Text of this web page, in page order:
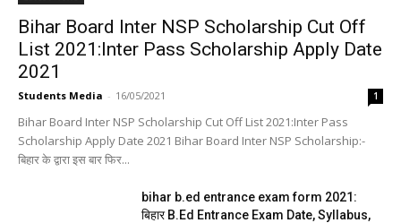
Bihar Board Inter NSP Scholarship Cut Off
List 2021:Inter Pass Scholarship Apply Date
2021
Students Media - 16/05/2021 1
Bihar Board Inter NSP Scholarship Cut Off List 2021:Inter Pass
Scholarship Apply Date 2021 Bihar Board Inter NSP Scholarship:-
बिहार के द्वारा इस बार फिर...
bihar b.ed entrance exam form 2021:
बिहार B.Ed Entrance Exam Date, Syllabus,